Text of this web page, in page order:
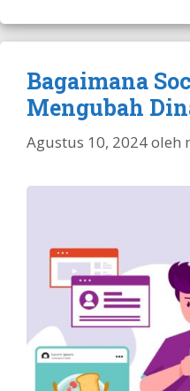
Bagaimana
Mengubah
Agustus 10, 2024oleh